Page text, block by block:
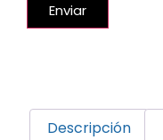
Enviar
Descripción